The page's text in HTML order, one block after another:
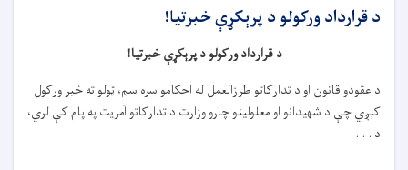
د قرارداد ورکولو د پرېکړې خبرتیا!
د قرارداد ورکولو د پرېکړې خبرتیا!
د عقودو قانون او د تدارکاتو طرزالعمل له احکامو سره سم، ټولو ته خبر ورکول
کېږي چې د شهیدانو او معلولینو چارو وزارت د تدارکاتو آمریت په پام کې لري،
د . . .